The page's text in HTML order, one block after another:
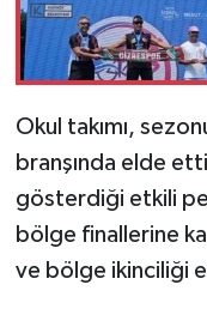
Okul takımı,
branşında elde
gösterdiği etkili
bölge finallerine
ve bölge ikinciliği